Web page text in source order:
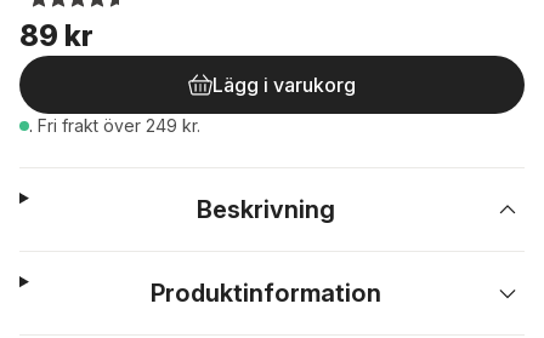
89 kr
Lägg i varukorg
. Fri frakt över 249 kr.
Beskrivning
Produktinformation